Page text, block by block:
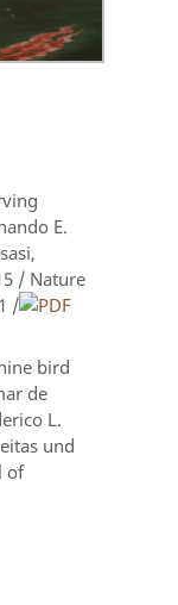
E.
/ Nature
/
bird
de
L.
und
of